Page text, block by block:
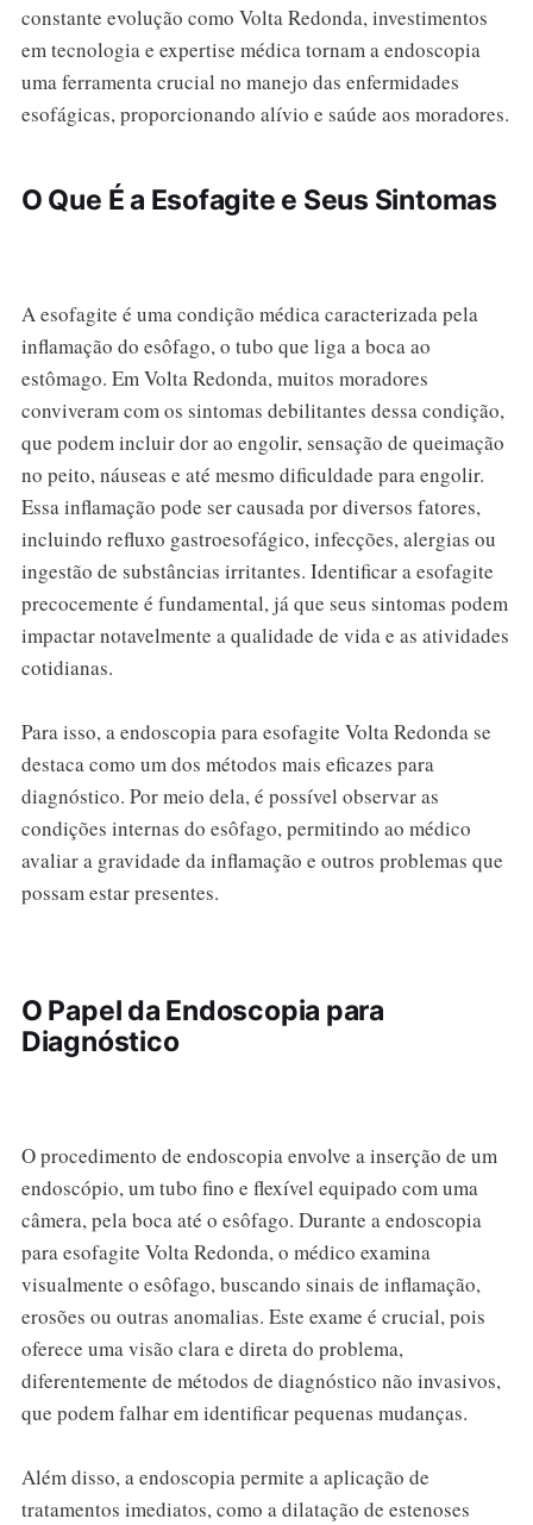
constante evolução como Volta Redonda, investimentos
em tecnologia e expertise médica tornam a endoscopia
uma ferramenta crucial no manejo das enfermidades
esofágicas, proporcionando alívio e saúde aos moradores.
O Que É a Esofagite e Seus Sintomas
A esofagite é uma condição médica caracterizada pela
inflamação do esôfago, o tubo que liga a boca ao
estômago. Em Volta Redonda, muitos moradores
conviveram com os sintomas debilitantes dessa condição,
que podem incluir dor ao engolir, sensação de queimação
no peito, náuseas e até mesmo dificuldade para engolir.
Essa inflamação pode ser causada por diversos fatores,
incluindo refluxo gastroesofágico, infecções, alergias ou
ingestão de substâncias irritantes. Identificar a esofagite
precocemente é fundamental, já que seus sintomas podem
impactar notavelmente a qualidade de vida e as atividades
cotidianas.
Para isso, a endoscopia para esofagite Volta Redonda se
destaca como um dos métodos mais eficazes para
diagnóstico. Por meio dela, é possível observar as
condições internas do esôfago, permitindo ao médico
avaliar a gravidade da inflamação e outros problemas que
possam estar presentes.
O Papel da Endoscopia para
Diagnóstico
O procedimento de endoscopia envolve a inserção de um
endoscópio, um tubo fino e flexível equipado com uma
câmera, pela boca até o esôfago. Durante a endoscopia
para esofagite Volta Redonda, o médico examina
visualmente o esôfago, buscando sinais de inflamação,
erosões ou outras anomalias. Este exame é crucial, pois
oferece uma visão clara e direta do problema,
diferentemente de métodos de diagnóstico não invasivos,
que podem falhar em identificar pequenas mudanças.
Além disso, a endoscopia permite a aplicação de
tratamentos imediatos, como a dilatação de estenoses